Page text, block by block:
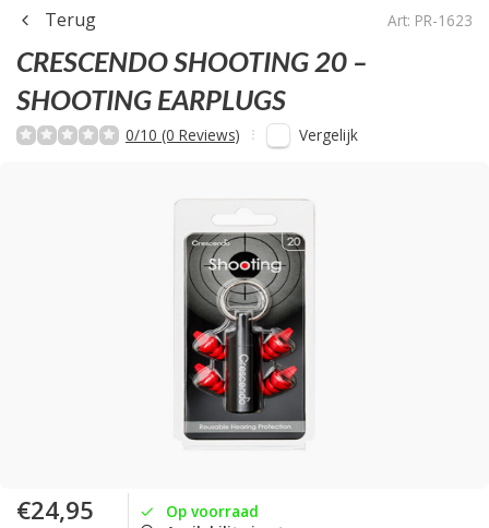
Terug Art: PR-1623
CRESCENDOSHOOTING 20 –
SHOOTING EARPLUGS
0/10 (0 Reviews) Vergelijk
€24,95
Op voorraad